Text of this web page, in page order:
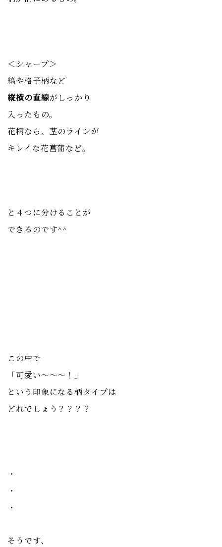
＜シャープ＞
縞や格子柄など
縦横の直線がしっかり
入ったもの。
花柄なら、茎のラインが
キレイな花菖蒲など。
と４つに分けることが
できるのです^^
この中で
「可愛い〜〜〜！」
という印象になる柄タイプは
どれでしょう？？？？
・
・
・
そうです、